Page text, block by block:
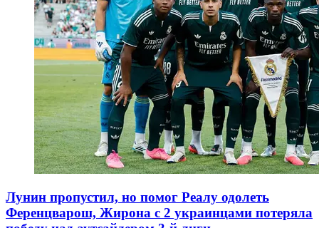
Лунин пропустил, но помог Реалу одолеть
Ференцварош, Жирона с 2 украинцами потеряла